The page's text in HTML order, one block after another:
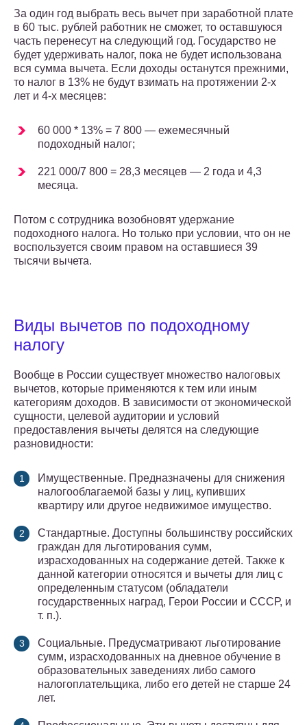
За один год выбрать весь вычет при заработной плате
в 60 тыс. рублей работник не сможет, то оставшуюся
часть перенесут на следующий год. Государство не
будет удерживать налог, пока не будет использована
вся сумма вычета. Если доходы останутся прежними,
то налог в 13% не будут взимать на протяжении 2-х
лет и 4-х месяцев:
60 000 * 13% = 7 800 — ежемесячный
подоходный налог;
221 000/7 800 = 28,3 месяцев — 2 года и 4,3
месяца.
Потом с сотрудника возобновят удержание
подоходного налога. Но только при условии, что он не
воспользуется своим правом на оставшиеся 39
тысячи вычета.
Виды вычетов по подоходному
налогу
Вообще в России существует множество налоговых
вычетов, которые применяются к тем или иным
категориям доходов. В зависимости от экономической
сущности, целевой аудитории и условий
предоставления вычеты делятся на следующие
разновидности:
Имущественные. Предназначены для снижения
налогооблагаемой базы у лиц, купивших
квартиру или другое недвижимое имущество.
Стандартные. Доступны большинству российских
граждан для льготирования сумм,
израсходованных на содержание детей. Также к
данной категории относятся и вычеты для лиц с
определенным статусом (обладатели
государственных наград, Герои России и СССР, и
т. п.).
Социальные. Предусматривают льготирование
сумм, израсходованных на дневное обучение в
образовательных заведениях либо самого
налогоплательщика, либо его детей не старше 24
лет.